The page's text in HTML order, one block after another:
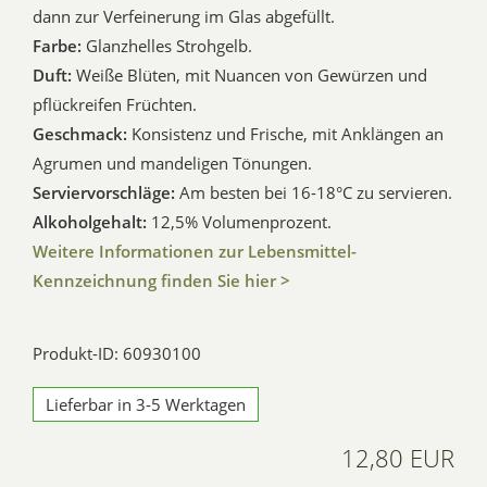
dann zur Verfeinerung im Glas abgefüllt.
Farbe: Glanzhelles Strohgelb.
Duft: Weiße Blüten, mit Nuancen von Gewürzen und
pflückreifen Früchten.
Geschmack: Konsistenz und Frische, mit Anklängen an
Agrumen und mandeligen Tönungen.
Serviervorschläge: Am besten bei 16-18°C zu servieren.
Alkoholgehalt: 12,5% Volumenprozent.
Weitere Informationen zur Lebensmittel-
Kennzeichnung finden Sie hier >
Produkt-ID: 60930100
Lieferbar in 3-5 Werktagen
12,80 EUR